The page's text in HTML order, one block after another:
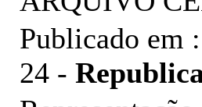
Publicado em
24 -